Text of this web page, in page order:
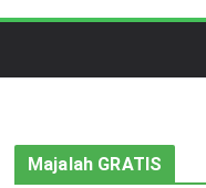
Majalah GRATIS